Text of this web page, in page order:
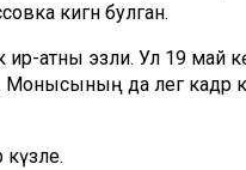
кигән булган.
атны эзли. Ул 19 май
да әлегә кадәр
күзле.